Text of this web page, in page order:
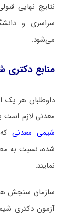
نتایج نهایی
سراسری و
می‌شود.
منابع
داوطلبان هر یک
معدنی لازم است
شیمی معدنیکه
شده، نسبت به
نمایند.
سازمان سنجش هر
آزمون دکتری